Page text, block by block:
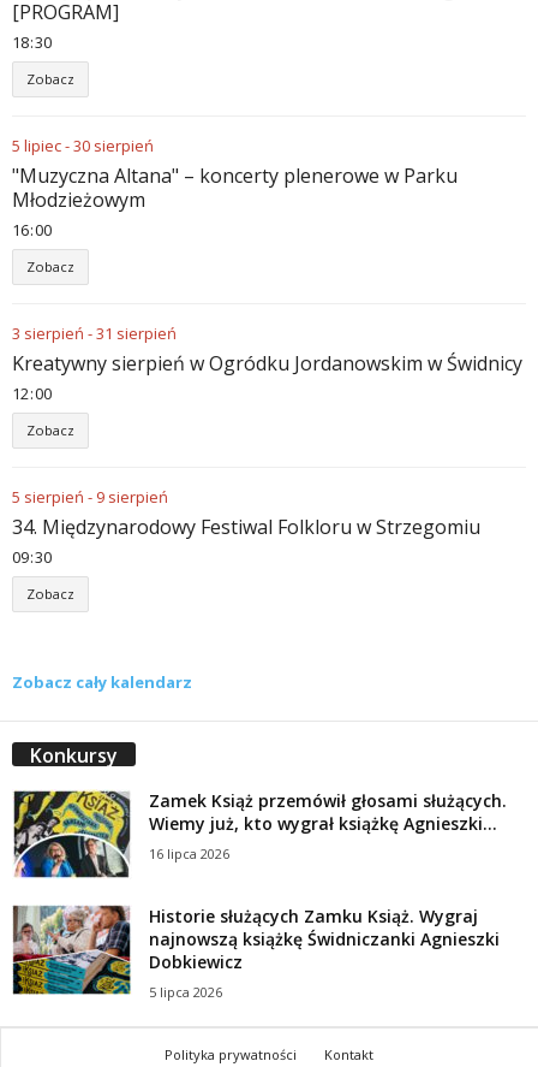
[PROGRAM]
18 30
Zobacz
5 lipiec-30 sierpień
"Muzyczna Altana" – koncerty plenerowe w Parku
Młodzieżowym
16 00
Zobacz
3 sierpień -31 sierpień
Kreatywny sierpień w Ogródku Jordanowskim w Świdnicy
12 00
Zobacz
5 sierpień - 9 sierpień
34. Międzynarodowy Festiwal Folkloru w Strzegomiu
09 30
Zobacz
Zobacz cały kalendarz
Konkursy
Zamek Książ przemówił głosami służących.
Wiemy już, kto wygrał książkę Agnieszki...
16 lipca 2026
Historie służących Zamku Książ. Wygraj
najnowszą książkę Świdniczanki Agnieszki
Dobkiewicz
5 lipca 2026
Polityka prywatności Kontakt